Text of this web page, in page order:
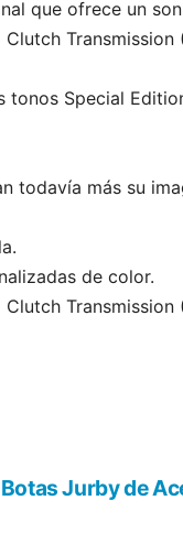
que ofrece un
Transmission
Special
todavía más su
de color.
Transmission
Botas Jurby de